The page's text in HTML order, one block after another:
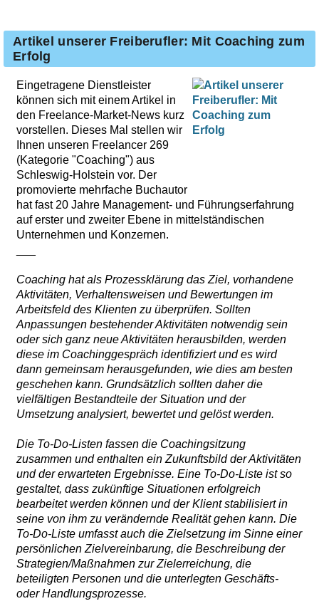
Artikel unserer Freiberufler: Mit Coaching zum
Erfolg
Eingetragene Dienstleister
können sich mit einem Artikel in
den Freelance-Market-News kurz
vorstellen. Dieses Mal stellen wir
Ihnen unseren Freelancer 269
(Kategorie "Coaching") aus
Schleswig-Holstein vor. Der
promovierte mehrfache Buchautor
hat fast 20 Jahre Management- und Führungserfahrung
auf erster und zweiter Ebene in mittelständischen
Unternehmen und Konzernen.
Coaching hat als Prozessklärung das Ziel, vorhandene
Aktivitäten, Verhaltensweisen und Bewertungen im
Arbeitsfeld des Klienten zu überprüfen. Sollten
Anpassungen bestehender Aktivitäten notwendig sein
oder sich ganz neue Aktivitäten herausbilden, werden
diese im Coachinggespräch identifiziert und es wird
dann gemeinsam herausgefunden, wie dies am besten
geschehen kann. Grundsätzlich sollten daher die
vielfältigen Bestandteile der Situation und der
Umsetzung analysiert, bewertet und gelöst werden.
Die To-Do-Listen fassen die Coachingsitzung
zusammen und enthalten ein Zukunftsbild der Aktivitäten
und der erwarteten Ergebnisse. Eine To-Do-Liste ist so
gestaltet, dass zukünftige Situationen erfolgreich
bearbeitet werden können und der Klient stabilisiert in
seine von ihm zu verändernde Realität gehen kann. Die
To-Do-Liste umfasst auch die Zielsetzung im Sinne einer
persönlichen Zielvereinbarung, die Beschreibung der
Strategien/Maßnahmen zur Zielerreichung, die
beteiligten Personen und die unterlegten Geschäfts-
oder Handlungsprozesse.